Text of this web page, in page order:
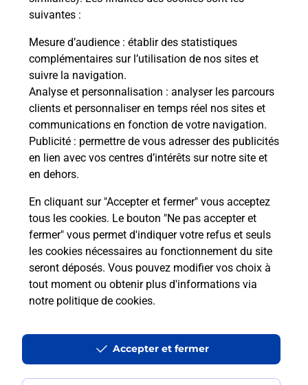
suivantes :
Mesure d’audience : établir des statistiques
complémentaires sur l’utilisation de nos sites et
suivre la navigation.
Analyse et personnalisation : analyser les parcours
clients et personnaliser en temps réel nos sites et
communications en fonction de votre navigation.
Publicité : permettre de vous adresser des publicités
en lien avec vos centres d’intérêts sur notre site et
en dehors.
En cliquant sur "Accepter et fermer" vous acceptez
tous les cookies. Le bouton "Ne pas accepter et
fermer" vous permet d'indiquer votre refus et seuls
les cookies nécessaires au fonctionnement du site
seront déposés. Vous pouvez modifier vos choix à
tout moment ou obtenir plus d'informations via
notre politique de cookies.
Accepter et fermer
Questions fréquemment posées
Quel réseau utilise La Poste Mobile ?
Est-ce que je peux garder mon
numéro de mobile gratuitement ?
Est-ce que je peux bénéficier de la 5G
avec La Poste Mobile ?
Est-ce que je peux utiliser mon forfait
à l’étranger avec La Poste Mobile ?
smartphone Samsung en plusieurs
fois avec La Poste Mobile ?